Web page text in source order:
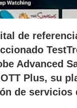
de
Advanced
Plus, su
de servicios